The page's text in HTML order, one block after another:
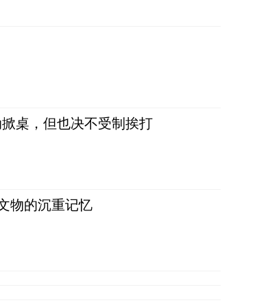
桌，但也决不受制挨打
物的沉重记忆